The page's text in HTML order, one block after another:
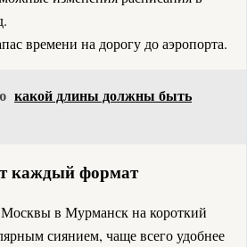
времени на дорогу до аэропорта.
какой длины должны быть
каждый формат
Москвы в Мурманск на короткий
сиянием, чаще всего удобнее